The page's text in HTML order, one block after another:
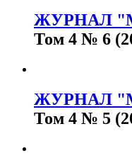
ЖУРНАЛ
Том 4 № 6
ЖУРНАЛ
Том 4 № 5